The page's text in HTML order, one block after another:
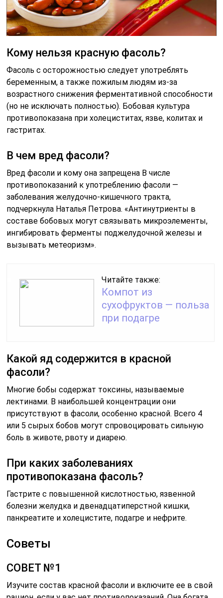
Кому нельзя красную фасоль?
Фасоль с осторожностью следует употреблять
беременным, а также пожилым людям из-за
возрастного снижения ферментативной способности
(но не исключать полностью). Бобовая культура
противопоказана при холециститах, язве, колитах и
гастритах.
В чем вред фасоли?
Вред фасоли и кому она запрещена В числе
противопоказаний к употреблению фасоли —
заболевания желудочно-кишечного тракта,
подчеркнула Наталья Петрова. «Антинутриенты в
составе бобовых могут связывать микроэлементы,
ингибировать ферменты поджелудочной железы и
вызывать метеоризм».
Читайте также:
Компот из
сухофруктов — польза
при подагре
Какой яд содержится в красной
фасоли?
Многие бобы содержат токсины, называемые
лектинами. В наибольшей концентрации они
присутствуют в фасоли, особенно красной. Всего 4
или 5 сырых бобов могут спровоцировать сильную
боль в животе, рвоту и диарею.
При каких заболеваниях
противопоказана фасоль?
Гастрите с повышенной кислотностью, язвенной
болезни желудка и двенадцатиперстной кишки,
панкреатите и холецистите, подагре и нефрите.
Советы
СОВЕТ №1
Изучите состав красной фасоли и включите ее в свой